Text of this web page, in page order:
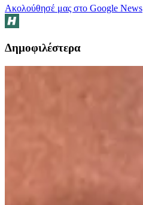
Ακολούθησέ μας στο Google News
Δημοφιλέστερα